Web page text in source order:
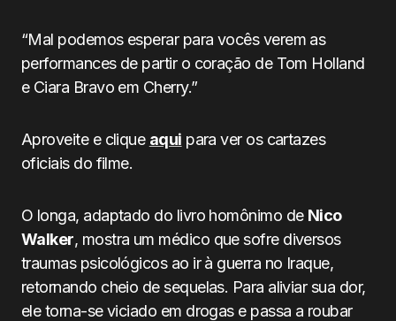
“Mal podemos esperar para vocês verem as
performances de partir o coração de Tom Holland
e Ciara Bravo em Cherry.”
Aproveite e clique aqui para ver os cartazes
oficiais do filme.
O longa, adaptado do livro homônimo de Nico
Walker, mostra um médico que sofre diversos
traumas psicológicos ao ir à guerra no Iraque,
retornando cheio de sequelas. Para aliviar sua dor,
ele torna-se viciado em drogas e passa a roubar